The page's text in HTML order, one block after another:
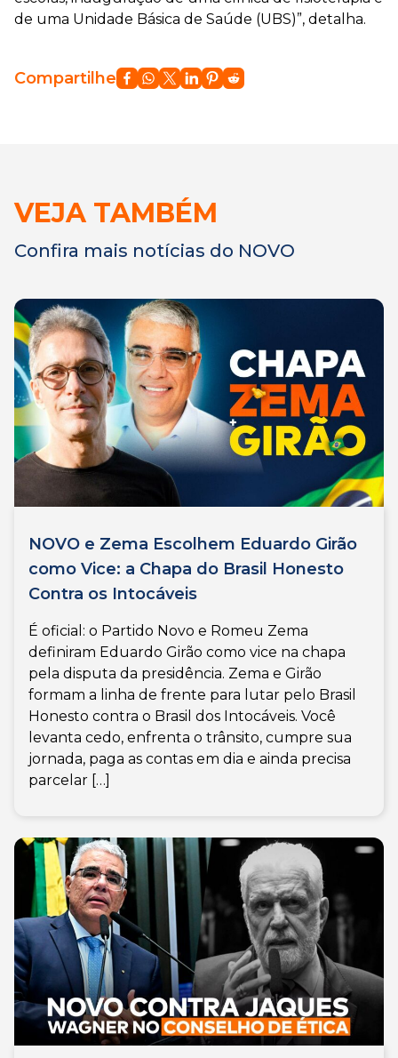
de uma Unidade Básica de Saúde (UBS)”, detalha.
Compartilhe
VEJA TAMBÉM
Confira mais notícias do NOVO
NOVO e Zema Escolhem Eduardo Girão
como Vice: a Chapa do Brasil Honesto
Contra os Intocáveis
É oficial: o Partido Novo e Romeu Zema
definiram Eduardo Girão como vice na chapa
pela disputa da presidência. Zema e Girão
formam a linha de frente para lutar pelo Brasil
Honesto contra o Brasil dos Intocáveis. Você
levanta cedo, enfrenta o trânsito, cumpre sua
jornada, paga as contas em dia e ainda precisa
parcelar […]